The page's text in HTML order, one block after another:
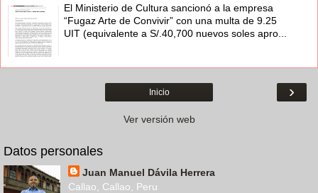
El Ministerio de Cultura sancionó a la empresa
“Fugaz Arte de Convivir” con una multa de 9.25
UIT (equivalente a S/.40,700 nuevos soles apro...
›
Inicio
Ver versión web
Datos personales
Juan Manuel Dávila Herrera
Callao, Callao, Peru